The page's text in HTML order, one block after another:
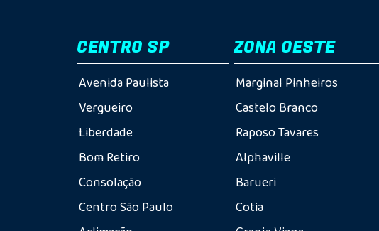
CENTRO SP
Avenida Paulista
Vergueiro
Liberdade
Bom Retiro
Consolação
Centro São Paulo
ZONA OESTE
Marginal Pinheiros
Castelo Branco
Raposo Tavares
Alphaville
Barueri
Cotia